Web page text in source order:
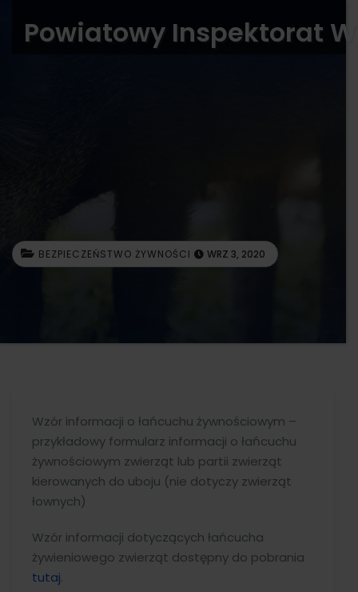
Powiatowy Inspektorat
BEZPIECZEŃSTWO ŻYWNOŚCI WRZ 3, 2020
Wzór informacji o łańcuchu żywnościowym –
przykładowy formularz informacji o łańcuchu
żywnościowym zwierząt lub partii zwierząt
kierowanych do uboju (nie dotyczy zwierząt
łownych)
Wzór informacji dotyczących łańcucha
żywieniowego zwierząt dostępny do pobrania
tutaj.